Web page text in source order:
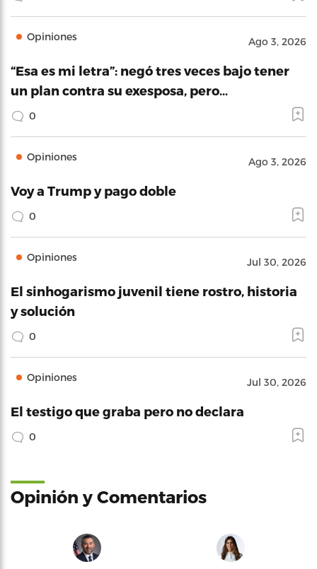
Opiniones Ago 3, 2026
“Esa es mi letra”: negó tres veces bajo tener
un plan contra su exesposa, pero…
0
Opiniones Ago 3, 2026
Voy a Trump y pago doble
0
Opiniones Jul 30, 2026
El sinhogarismo juvenil tiene rostro, historia
y solución
0
Opiniones Jul 30, 2026
El testigo que graba pero no declara
0
Opinión y Comentarios